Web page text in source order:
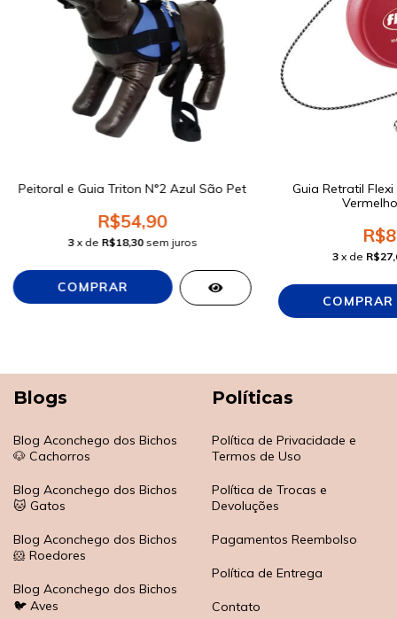
Peitoral e Guia Triton N°2 Azul São Pet
R$54,90
3 x de R$18,30 sem juros
Guia Retratil
3 x de
Blogs
Blog Aconchego dos Bichos
🐶 Cachorros
Blog Aconchego dos Bichos
🐱 Gatos
Blog Aconchego dos Bichos
🐹 Roedores
Blog Aconchego dos Bichos
🐦 Aves
Políticas
Política de Privacidade e
Termos de Uso
Política de Trocas e
Devoluções
Pagamentos Reembolso
Política de Entrega
Contato